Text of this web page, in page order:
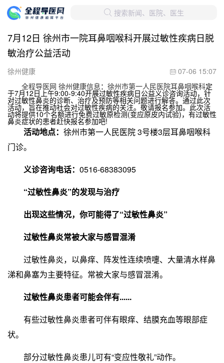
 搜索新闻、医院、医生
7月12日 徐州市一院耳鼻咽喉科开展过敏性疾病日脱
敏治疗公益活动
徐州健康  07-06 15:07
全程导医网 徐州健康信息： 徐州市第一人民医院耳鼻咽喉科定
于7月12日上午9:00-9:40开展过敏性疾病日公益义诊咨询活动，针
对过敏性鼻炎的诊断、治疗及预防等相关问题进行解答。通过此次
活动，旨在推动社会对过敏性疾病的关注。敬请报名参加。此次活
动将提供10个名额进行免费过敏原检测(变应原皮内试验)，有过敏性
鼻炎症状的患者赶快报名参加吧!
活动地点： 徐州市第一人民医院 3号楼3层耳鼻咽喉科
门诊。
义诊咨询电话： 0516-68383095
“过敏性鼻炎”的发现与治疗
出现这些情况，你可能得了“过敏性鼻炎”
过敏性鼻炎常被大家与感冒混淆
过敏性鼻炎，以鼻痒、阵发性连续喷嚏、大量清水样鼻
涕和鼻塞为主要特征。常被大家与感冒混淆。
过敏性鼻炎患者可能会伴有......
有些过敏性鼻炎患者可伴有眼痒、结膜充血等眼部症
状。
部分过敏性鼻炎患儿可有“变应性敬礼”动作。